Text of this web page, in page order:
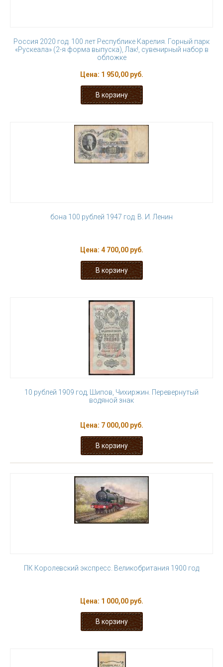
Россия 2020 год. 100 лет Республике Карелия. Горный парк
«Рускеала» (2-я форма выпуска), Лак!, сувенирный набор в
обложке
Цена: 1 950,00 руб.
бона 100 рублей 1947 год. В. И. Ленин
Цена: 4 700,00 руб.
10 рублей 1909 год, Шипов, Чихиржин. Перевернутый
водяной знак
Цена: 7 000,00 руб.
ПК Королевский экспресс. Великобритания 1900 год
Цена: 1 000,00 руб.